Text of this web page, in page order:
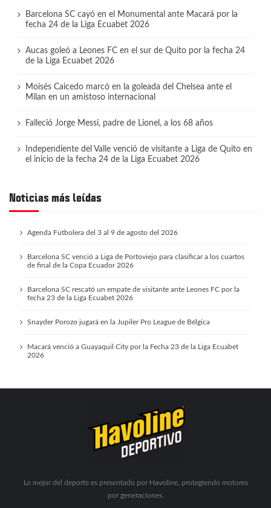
Barcelona SC cayó en el Monumental ante Macará por la
fecha 24 de la Liga Ecuabet 2026
Aucas goleó a Leones FC en el sur de Quito por la fecha 24
de la Liga Ecuabet 2026
Moisés Caicedo marcó en la goleada del Chelsea ante el
Milan en un amistoso internacional
Falleció Jorge Messi, padre de Lionel, a los 68 años
Independiente del Valle venció de visitante a Liga de Quito en
el inicio de la fecha 24 de la Liga Ecuabet 2026
Noticias más leídas
Agenda Futbolera del 3 al 9 de agosto del 2026
Barcelona SC venció a Liga de Portoviejo para clasificar a los cuartos
de final de la Copa Ecuador 2026
Barcelona SC rescató un empate de visitante ante Leones FC por la
fecha 23 de la Liga Ecuabet 2026
Snayder Porozo jugará en la Jupiler Pro League de Bélgica
Macará venció a Guayaquil City por la Fecha 23 de la Liga Ecuabet
2026
Lo mejor del deporte es presentado por Havoline, protegiendo motores
por generaciones.